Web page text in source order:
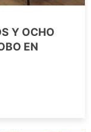
Y OCHO
EN